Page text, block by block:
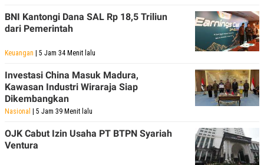
BNI Kantongi Dana SAL Rp 18,5 Triliun
dari Pemerintah
Keuangan | 5 Jam 34 Menit lalu
Investasi China Masuk Madura,
Kawasan Industri Wiraraja Siap
Dikembangkan
Nasional | 5 Jam 39 Menit lalu
OJK Cabut Izin Usaha PT BTPN Syariah
Ventura